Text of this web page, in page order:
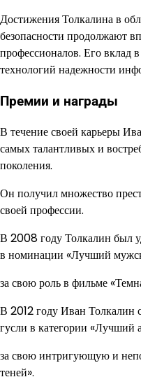
Достижения Толкалина в
безопасности продолжают
профессионалов. Его вклад
технологий надежности
Премии и награды
В течение своей карьеры
самых талантливых и
поколения.
Он получил множество
своей профессии.
В 2008 году Толкалин был
в номинации «Лучший
за свою роль в фильме
В 2012 году Иван Толкалин
гусли в категории «Лучший
за свою интригующую и
теней».